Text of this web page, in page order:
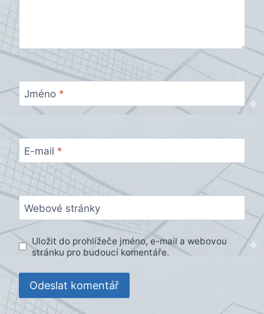
Jméno *
E-mail *
Webové stránky
Uložit do prohlížeče jméno, e-mail a webovou
stránku pro budoucí komentáře.